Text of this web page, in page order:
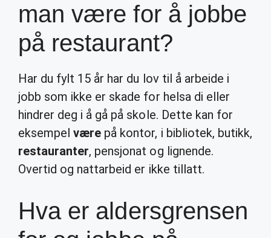
man være for å jobbe
på restaurant?
Har du fylt 15 år har du lov til å arbeide i
jobb som ikke er skade for helsa di eller
hindrer deg i å gå på skole. Dette kan for
eksempelvære på kontor, i bibliotek, butikk,
restauranter, pensjonat og lignende.
Overtid og nattarbeid er ikke tillatt.
Hva er aldersgrensen